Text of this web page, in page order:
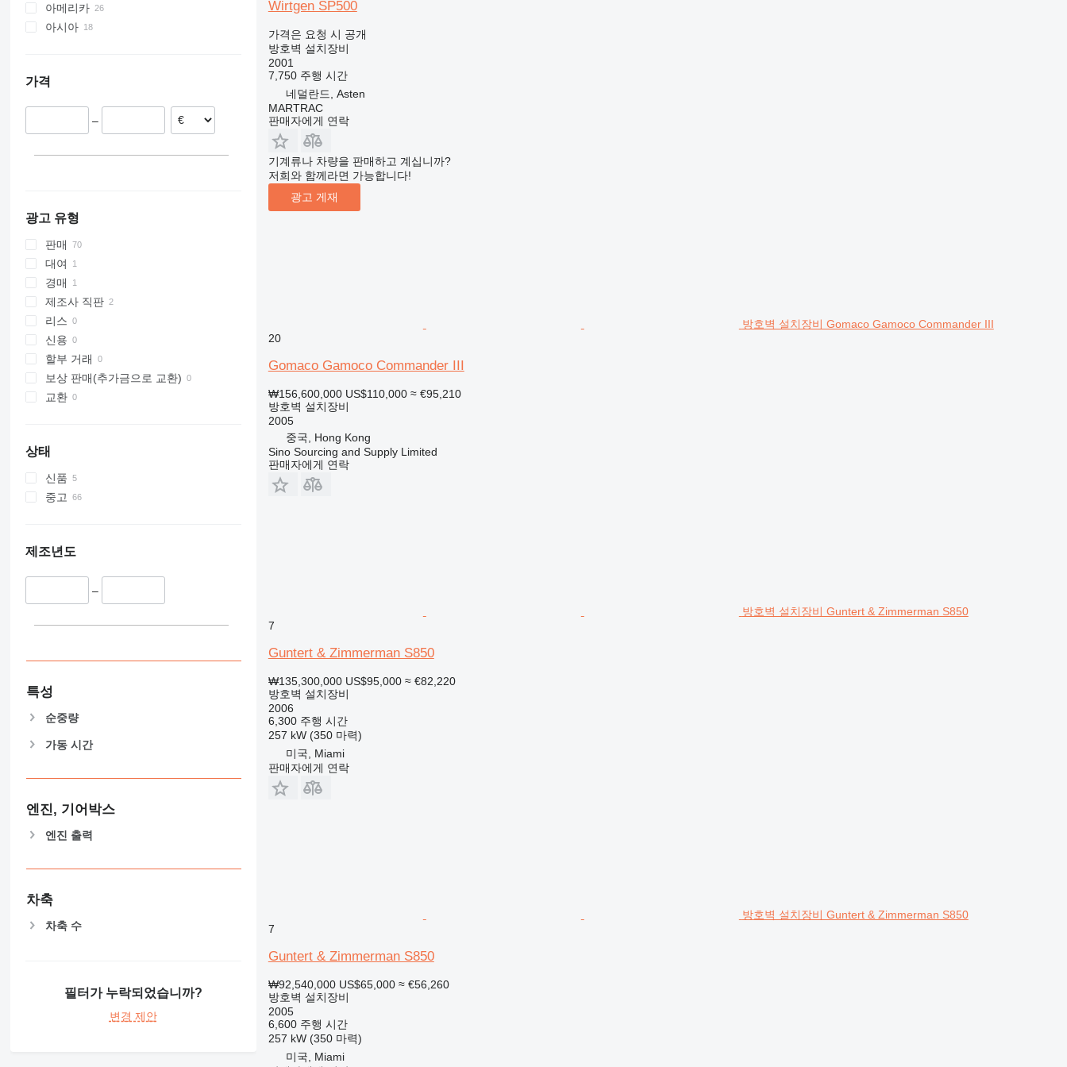
영국
네덜란드
폴란드
아메리카
미국
아시아
레바논
가격
–
광고 유형
판매
대여
경매
제조사 직판
리스
신용
할부 거래
보상 판매(추가금으로 교환)
교환
상태
신품
중고
제조년도
–
특성
순중량
가동 시간
엔진, 기어박스
엔진 출력
차축
차축 수
필터가 누락되었습니까?
변경 제안
Wirtgen SP500
가격은 요청 시 공개
방호벽 설치장비
2001
7,750 주행 시간
네덜란드, Asten
MARTRAC
판매자에게 연락
기계류나 차량을 판매하고 계십니까?
저희와 함께라면 가능합니다!
광고 게재
방호벽 설치장비 Gomaco Gamoco Commander III
20
Gomaco Gamoco Commander III
₩156,600,000 US$110,000 ≈ €95,210
방호벽 설치장비
2005
중국, Hong Kong
Sino Sourcing and Supply Limited
판매자에게 연락
방호벽 설치장비 Guntert & Zimmerman S850
7
Guntert & Zimmerman S850
₩135,300,000 US$95,000 ≈ €82,220
방호벽 설치장비
2006
6,300 주행 시간
257 kW (350 마력)
미국, Miami
판매자에게 연락
방호벽 설치장비 Guntert & Zimmerman S850
7
Guntert & Zimmerman S850
₩92,540,000 US$65,000 ≈ €56,260
방호벽 설치장비
2005
6,600 주행 시간
257 kW (350 마력)
미국, Miami